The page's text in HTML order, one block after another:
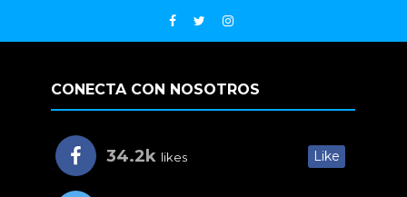
CONECTA CON NOSOTROS
34.2k likes Like